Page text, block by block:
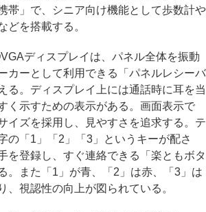
帯」で、シニア向け機能として歩数計や
どを搭載する。
ディスプレイは、パネル全体を振動
カーとして利用できる「パネルレシーバ
る。ディスプレイ上には通話時に耳を当
く示すための表示がある。画面表示で
イズを採用し、見やすさを追求する。テ
の「1」「2」「3」というキーが配さ
を登録し、すぐ連絡できる「楽ともボタ
。また「1」が青、「2」は赤、「3」は
、視認性の向上が図られている。